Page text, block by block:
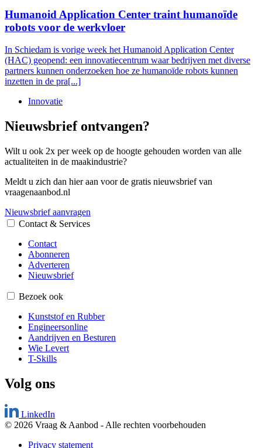
Humanoid Application Center traint humanoïde
robots voor de werkvloer
In Schiedam is vorige week het Humanoid Application Center
(HAC) geopend: een innovatiecentrum waar bedrijven met diverse
partners kunnen onderzoeken hoe ze humanoïde robots kunnen
inzetten in de pra[...]
Innovatie
Nieuwsbrief ontvangen?
Wilt u ook 2x per week op de hoogte gehouden worden van alle
actualiteiten in de maakindustrie?
Meldt u zich dan hier aan voor de gratis nieuwsbrief van
vraagenaanbod.nl
Nieuwsbrief aanvragen
Contact & Services
Contact
Abonneren
Adverteren
Nieuwsbrief
Bezoek ook
Kunststof en Rubber
Engineersonline
Aandrijven en Besturen
Wie Levert
T-Skills
Volg ons
LinkedIn
© 2026 Vraag & Aanbod - Alle rechten voorbehouden
Privacy statement